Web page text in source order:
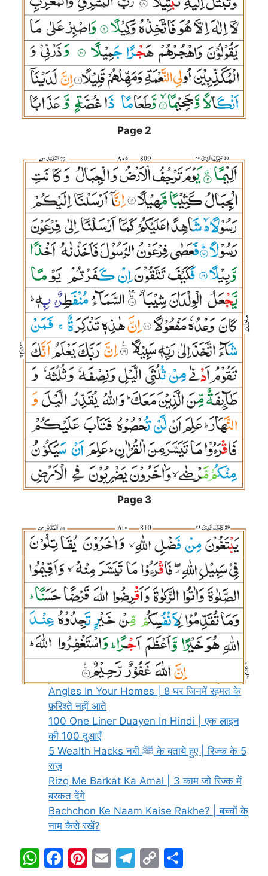
Page 2
Page 3
Angles In Your Homes | 8 घर जिनमें रहमत के
फ़रिश्ते नहीं आते
100 One Liner Duayen In Hindi | एक लाइन
की 100 दुआएँ
5 Wealth Hacks नबी ﷺ के बताये हुए | रिज्क के 5
राज़
Rizq Me Barkat Ka Amal | 3 काम जो रिज्क में
बरकत देंगे
Bachchon Ke Naam Kaise Rakhe? | बच्चों के
नाम कैसे रखें?
W F
Pi E
T
C